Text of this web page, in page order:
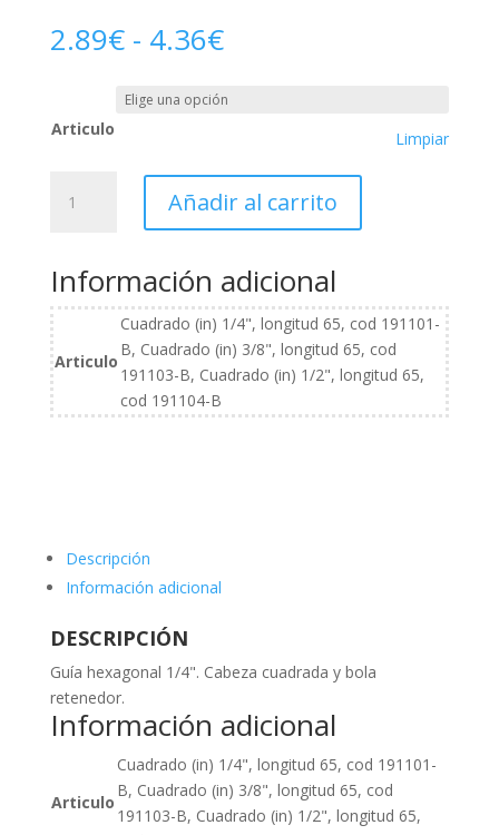
2.89€ - 4.36€Rango
de
precios:
desde
hasta
4.36€
Articulo Limpiar
vaso
blister
individual
cantidad
Añadir al carrito
Información adicional
Articulo
Cuadrado (in) 1/4", longitud 65, cod 191101-
B, Cuadrado (in) 3/8", longitud 65, cod
191103-B, Cuadrado (in) 1/2", longitud 65,
cod 191104-B
Descripción
Información adicional
DESCRIPCIÓN
Guía hexagonal 1/4". Cabeza cuadrada y bola
retenedor.
Información adicional
Articulo
Cuadrado (in) 1/4", longitud 65, cod 191101-
B, Cuadrado (in) 3/8", longitud 65, cod
191103-B, Cuadrado (in) 1/2", longitud 65,